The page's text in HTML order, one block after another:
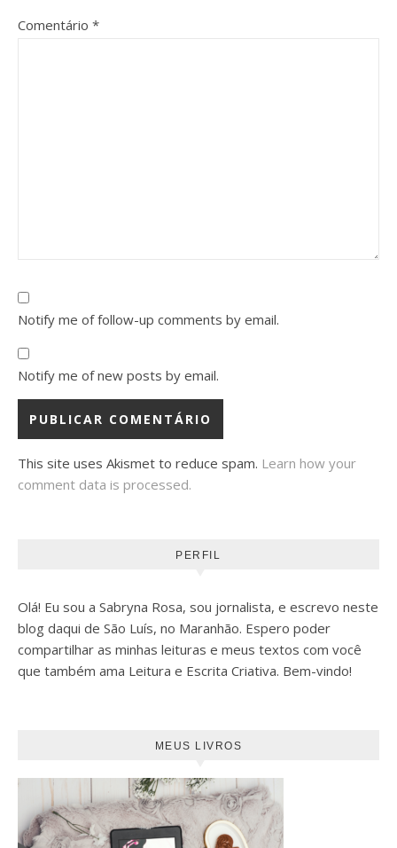
Comentário *
Notify me of follow-up comments by email.
Notify me of new posts by email.
This site uses Akismet to reduce spam. Learn how your
comment data is processed.
PERFIL
Olá! Eu sou a Sabryna Rosa, sou jornalista, e escrevo neste
blog daqui de São Luís, no Maranhão. Espero poder
compartilhar as minhas leituras e meus textos com você
que também ama Leitura e Escrita Criativa. Bem-vindo!
MEUS LIVROS